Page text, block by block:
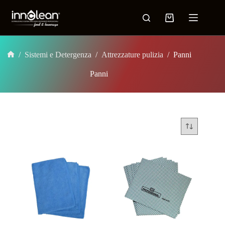
/ Sistemi e Detergenza / Attrezzature pulizia / Panni
Panni